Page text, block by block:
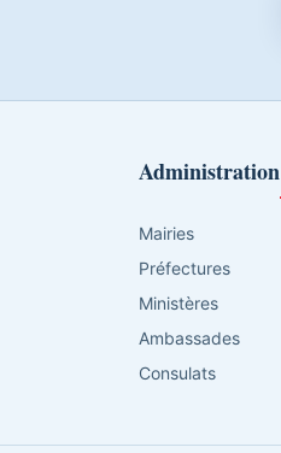
Administration
Mairies
Préfectures
Ministères
Ambassades
Consulats